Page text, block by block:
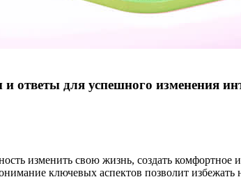
для успешного изменения
изменить свою жизнь, создать
ключевых аспектов позволит избежать